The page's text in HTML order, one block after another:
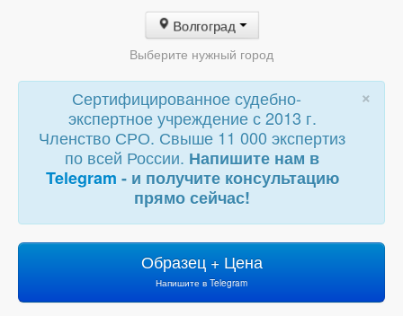
Волгоград
Выберите нужный город
×
Сертифицированное судебно-
экспертное учреждение с 2013 г.
Членство СРО. Свыше 11 000 экспертиз
по всей России. Напишите нам в
Telegram - и получите консультацию
прямо сейчас!
Образец + Цена
Напишите в Telegram